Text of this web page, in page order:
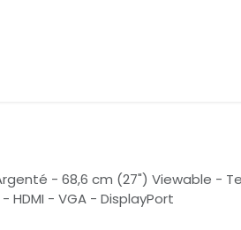
Argenté - 68,6 cm (27") Viewable -
HDMI - VGA - DisplayPort